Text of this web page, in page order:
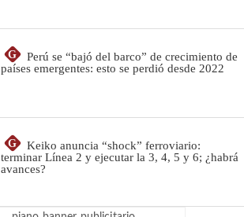
G
Perú se “bajó del barco” de crecimiento de
países emergentes: esto se perdió desde 2022
G
Keiko anuncia “shock” ferroviario:
terminar Línea 2 y ejecutar la 3, 4, 5 y 6; ¿habrá
avances?